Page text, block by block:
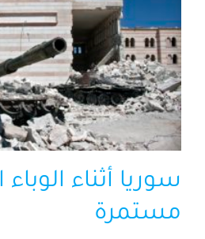
سوريا أثناء
مستمرة